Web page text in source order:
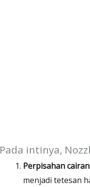
Pada intinya,
Perpisahan
menjadi tetesan